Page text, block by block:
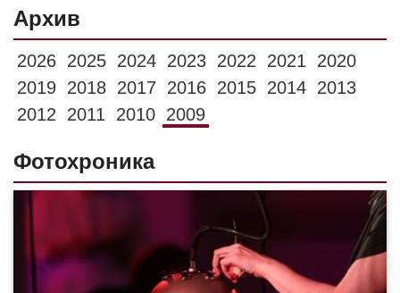
Архив
2026 2025 2024 2023 2022 2021
2020
2019 2018 2017 2016 2015 2014 2013
2012
2011 2010 2009
Фотохроника